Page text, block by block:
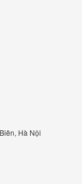
Hà Nội